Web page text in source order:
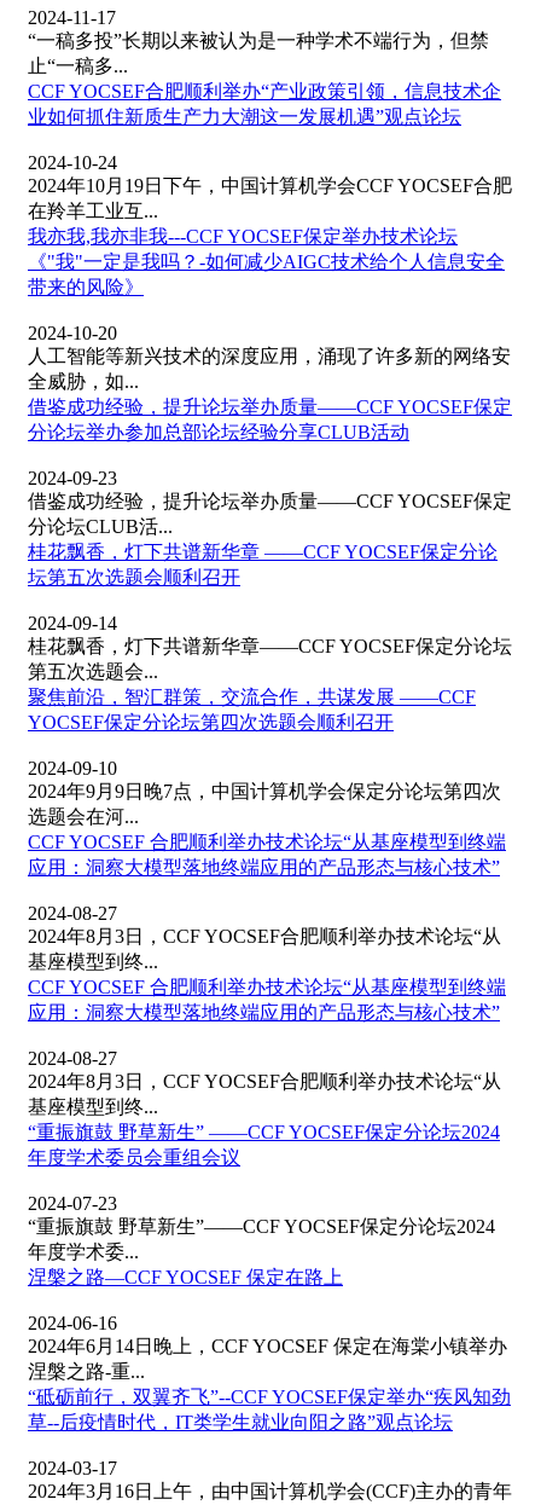
2024-11-17
“一稿多投”长期以来被认为是一种学术不端行为，但禁
止“一稿多...
CCF YOCSEF合肥顺利举办“产业政策引领，信息技术企
业如何抓住新质生产力大潮这一发展机遇”观点论坛
2024-10-24
2024年10月19日下午，中国计算机学会CCF YOCSEF合肥
在羚羊工业互...
我亦我,我亦非我---CCF YOCSEF保定举办技术论坛
《"我"一定是我吗？-如何减少AIGC技术给个人信息安全
带来的风险》
2024-10-20
人工智能等新兴技术的深度应用，涌现了许多新的网络安
全威胁，如...
借鉴成功经验，提升论坛举办质量——CCF YOCSEF保定
分论坛举办参加总部论坛经验分享CLUB活动
2024-09-23
借鉴成功经验，提升论坛举办质量——CCF YOCSEF保定
分论坛CLUB活...
桂花飘香，灯下共谱新华章 ——CCF YOCSEF保定分论
坛第五次选题会顺利召开
2024-09-14
桂花飘香，灯下共谱新华章——CCF YOCSEF保定分论坛
第五次选题会...
聚焦前沿，智汇群策，交流合作，共谋发展 ——CCF
YOCSEF保定分论坛第四次选题会顺利召开
2024-09-10
2024年9月9日晚7点，中国计算机学会保定分论坛第四次
选题会在河...
CCF YOCSEF 合肥顺利举办技术论坛“从基座模型到终端
应用：洞察大模型落地终端应用的产品形态与核心技术”
2024-08-27
2024年8月3日，CCF YOCSEF合肥顺利举办技术论坛“从
基座模型到终...
CCF YOCSEF 合肥顺利举办技术论坛“从基座模型到终端
应用：洞察大模型落地终端应用的产品形态与核心技术”
2024-08-27
2024年8月3日，CCF YOCSEF合肥顺利举办技术论坛“从
基座模型到终...
“重振旗鼓 野草新生” ——CCF YOCSEF保定分论坛2024
年度学术委员会重组会议
2024-07-23
“重振旗鼓 野草新生”——CCF YOCSEF保定分论坛2024
年度学术委...
涅槃之路—CCF YOCSEF 保定在路上
2024-06-16
2024年6月14日晚上，CCF YOCSEF 保定在海棠小镇举办
涅槃之路-重...
“砥砺前行，双翼齐飞”--CCF YOCSEF保定举办“疾风知劲
草--后疫情时代，IT类学生就业向阳之路”观点论坛
2024-03-17
2024年3月16日上午，由中国计算机学会(CCF)主办的青年